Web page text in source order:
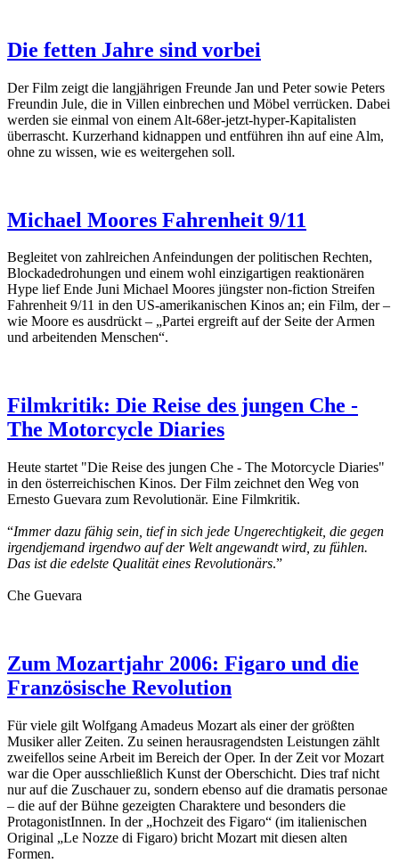
Die fetten Jahre sind vorbei
Der Film zeigt die langjährigen Freunde Jan und Peter sowie Peters
Freundin Jule, die in Villen einbrechen und Möbel verrücken. Dabei
werden sie einmal von einem Alt-68er-jetzt-hyper-Kapitalisten
überrascht. Kurzerhand kidnappen und entführen ihn auf eine Alm,
ohne zu wissen, wie es weitergehen soll.
Michael Moores Fahrenheit 9/11
Begleitet von zahlreichen Anfeindungen der politischen Rechten,
Blockadedrohungen und einem wohl einzigartigen reaktionären
Hype lief Ende Juni Michael Moores jüngster non-fiction Streifen
Fahrenheit 9/11 in den US-amerikanischen Kinos an; ein Film, der –
wie Moore es ausdrückt – „Partei ergreift auf der Seite der Armen
und arbeitenden Menschen“.
Filmkritik: Die Reise des jungen Che -
The Motorcycle Diaries
Heute startet "Die Reise des jungen Che - The Motorcycle Diaries"
in den österreichischen Kinos. Der Film zeichnet den Weg von
Ernesto Guevara zum Revolutionär. Eine Filmkritik.
“Immer dazu fähig sein, tief in sich jede Ungerechtigkeit, die gegen
irgendjemand irgendwo auf der Welt angewandt wird, zu fühlen.
Das ist die edelste Qualität eines Revolutionärs.”
Che Guevara
Zum Mozartjahr 2006: Figaro und die
Französische Revolution
Für viele gilt Wolfgang Amadeus Mozart als einer der größten
Musiker aller Zeiten. Zu seinen herausragendsten Leistungen zählt
zweifellos seine Arbeit im Bereich der Oper. In der Zeit vor Mozart
war die Oper ausschließlich Kunst der Oberschicht. Dies traf nicht
nur auf die Zuschauer zu, sondern ebenso auf die dramatis personae
– die auf der Bühne gezeigten Charaktere und besonders die
ProtagonistInnen. In der „Hochzeit des Figaro“ (im italienischen
Original „Le Nozze di Figaro) bricht Mozart mit diesen alten
Formen.